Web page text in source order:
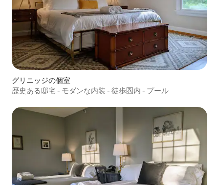
グリニッジの個室
歴史ある邸宅 - モダンな内装 - 徒歩圏内 - プール